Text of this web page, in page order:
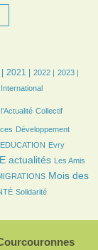
2021 | 2022 | 2023 |
Collectif
Développement
EDUCATION
Evry
actualités
Les Amis
Mois des
Solidarité